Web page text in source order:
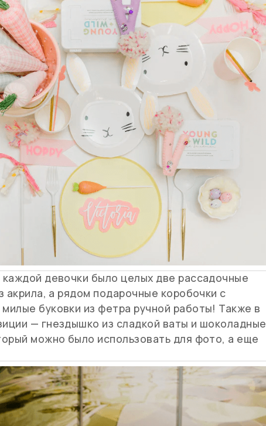
девочки было целых две рассадочные
акрила, а рядом подарочные коробочки с
буковки из фетра ручной работы! Также в
— гнездышко из сладкой ваты и шоколадные
можно было использовать для фото, а еще